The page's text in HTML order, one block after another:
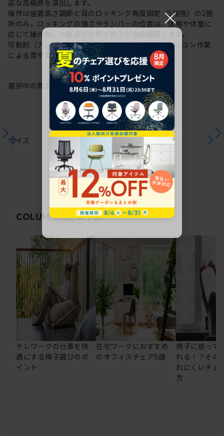
品な高級感を演出します。
操作は座面高さ調節と背のロッキング角度固定（5段階）の2箇
所のみ。ロッキングの強さやランバーの位置は、体格や体重に
応じて操作無しで最適な状態に椅子が自動調節します。
可動肘（アジャスタブル肘）付タイプは長時間のパソコン作業
による首や肩・腰への負担をやわらげます。
選択中の商品情報保証注意事項
サイズ
COLUMN関連コラム
テレワークの仕事を快
適にする椅子選びのポ
イント
在宅ワークにおすすめ
のオフィスチェア5選
椅子に座って
れる！？その
れにくいチェ
方
×